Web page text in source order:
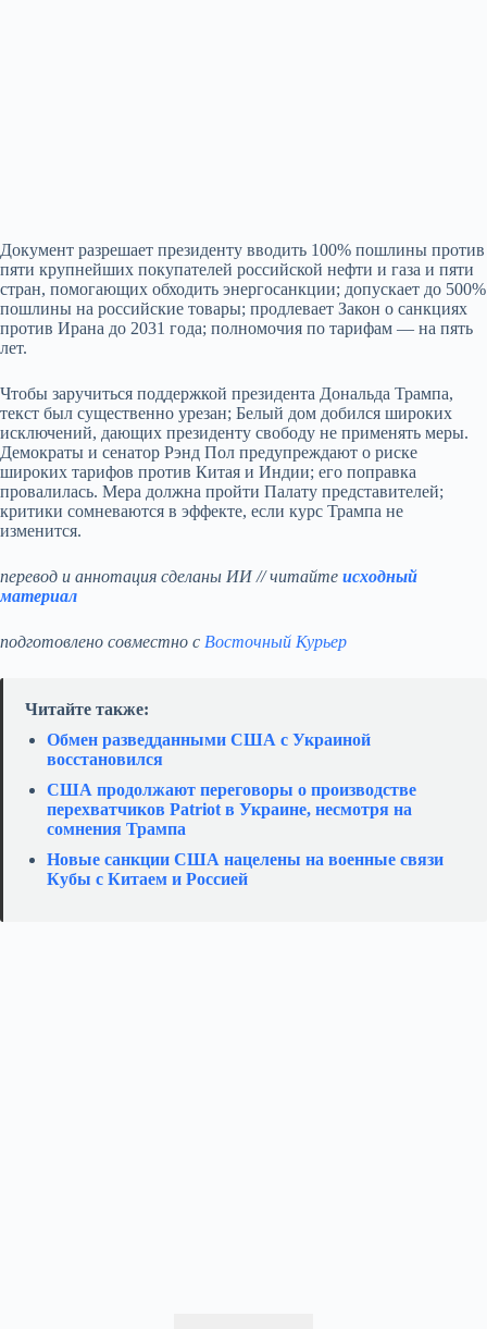
Документ разрешает президенту вводить 100% пошлины против
пяти крупнейших покупателей российской нефти и газа и пяти
стран, помогающих обходить энергосанкции; допускает до 500%
пошлины на российские товары; продлевает Закон о санкциях
против Ирана до 2031 года; полномочия по тарифам — на пять
лет.
Чтобы заручиться поддержкой президента Дональда Трампа,
текст был существенно урезан; Белый дом добился широких
исключений, дающих президенту свободу не применять меры.
Демократы и сенатор Рэнд Пол предупреждают о риске
широких тарифов против Китая и Индии; его поправка
провалилась. Мера должна пройти Палату представителей;
критики сомневаются в эффекте, если курс Трампа не
изменится.
перевод и аннотация сделаны ИИ // читайте исходный
материал
подготовлено совместно с Восточный Курьер
Читайте также:
Обмен разведданными США с Украиной
восстановился
США продолжают переговоры о производстве
перехватчиков Patriot в Украине, несмотря на
сомнения Трампа
Новые санкции США нацелены на военные связи
Кубы с Китаем и Россией